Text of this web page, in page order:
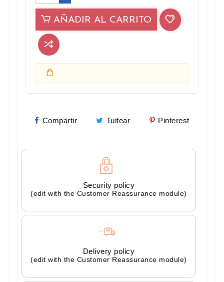
AÑADIR AL CARRITO
Compartir Tuitear Pinterest
Security policy
(edit with the Customer Reassurance module)
Delivery policy
(edit with the Customer Reassurance module)